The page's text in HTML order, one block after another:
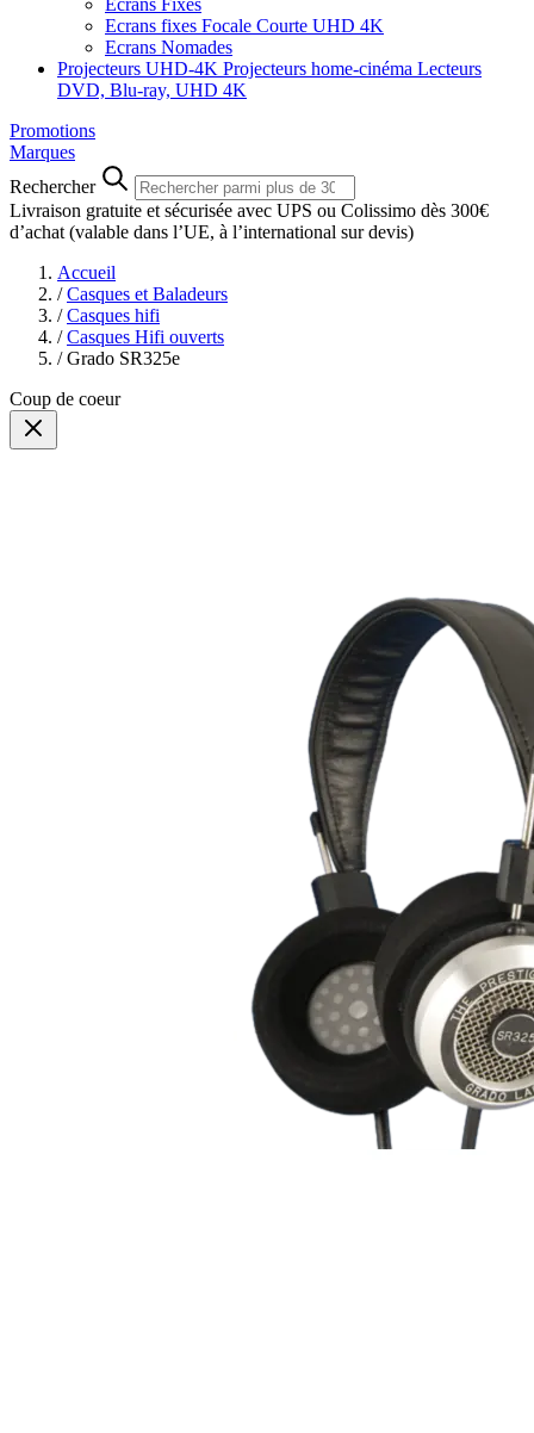
Ecrans Fixes
Ecrans fixes Focale Courte UHD 4K
Ecrans Nomades
Projecteurs UHD-4K Projecteurs home-cinéma Lecteurs
DVD, Blu-ray, UHD 4K
Promotions
Marques
Rechercher
Livraison gratuite et sécurisée avec UPS ou Colissimo dès 300€
d’achat (valable dans l’UE, à l’international sur devis)
Accueil
/ Casques et Baladeurs
/ Casques hifi
/ Casques Hifi ouverts
/ Grado SR325e
Coup de coeur